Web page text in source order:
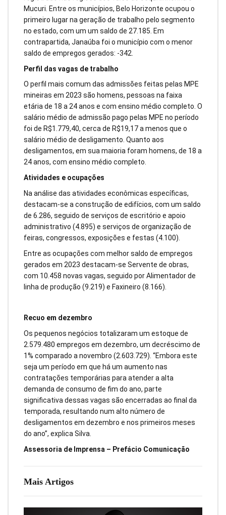
Mais Artigos
Mucuri. Entre os municípios, Belo Horizonte ocupou o
primeiro lugar na geração de trabalho pelo segmento
no estado, com um um saldo de 27.185. Em
contrapartida, Janaúba foi o município com o menor
saldo de empregos gerados: -342.
Perfil das vagas de trabalho
O perfil mais comum das admissões feitas pelas MPE
mineiras em 2023 são homens, pessoas na faixa
etária de 18 a 24 anos e com ensino médio completo. O
salário médio de admissão pago pelas MPE no período
foi de R$1.779,40, cerca de R$19,17 a menos que o
salário médio de desligamento. Quanto aos
desligamentos, em sua maioria foram homens, de 18 a
24 anos, com ensino médio completo.
Atividades e ocupações
Na análise das atividades econômicas específicas,
destacam-se a construção de edifícios, com um saldo
de 6.286, seguido de serviços de escritório e apoio
administrativo (4.895) e serviços de organização de
feiras, congressos, exposições e festas (4.100).
Entre as ocupações com melhor saldo de empregos
gerados em 2023 destacam-se Servente de obras,
com 10.458 novas vagas, seguido por Alimentador de
linha de produção (9.219) e Faxineiro (8.166).
Recuo em dezembro
Os pequenos negócios totalizaram um estoque de
2.579.480 empregos em dezembro, um decréscimo de
1% comparado a novembro (2.603.729). “Embora este
seja um período em que há um aumento nas
contratações temporárias para atender a alta
demanda de consumo de fim do ano, parte
significativa dessas vagas são encerradas ao final da
temporada, resultando num alto número de
desligamentos em dezembro e nos primeiros meses
do ano”, explica Silva.
Assessoria de Imprensa – Prefácio Comunicação